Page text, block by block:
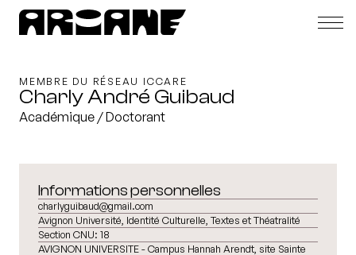
MEMBRE DU RÉSEAU ICCARE
Charly André Guibaud
Académique / Doctorant
Informations personnelles
charlyguibaud@gmail.com
Avignon Université, Identité Culturelle, Textes et Théatralité
Section CNU: 18
AVIGNON UNIVERSITE - Campus Hannah Arendt, site Sainte